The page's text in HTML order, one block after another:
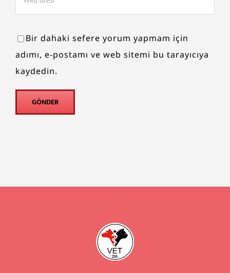
Bir dahaki sefere yorum yapmam için
adımı, e-postamı ve web sitemi bu tarayıcıya
kaydedin.